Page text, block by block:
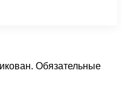
Обязательные